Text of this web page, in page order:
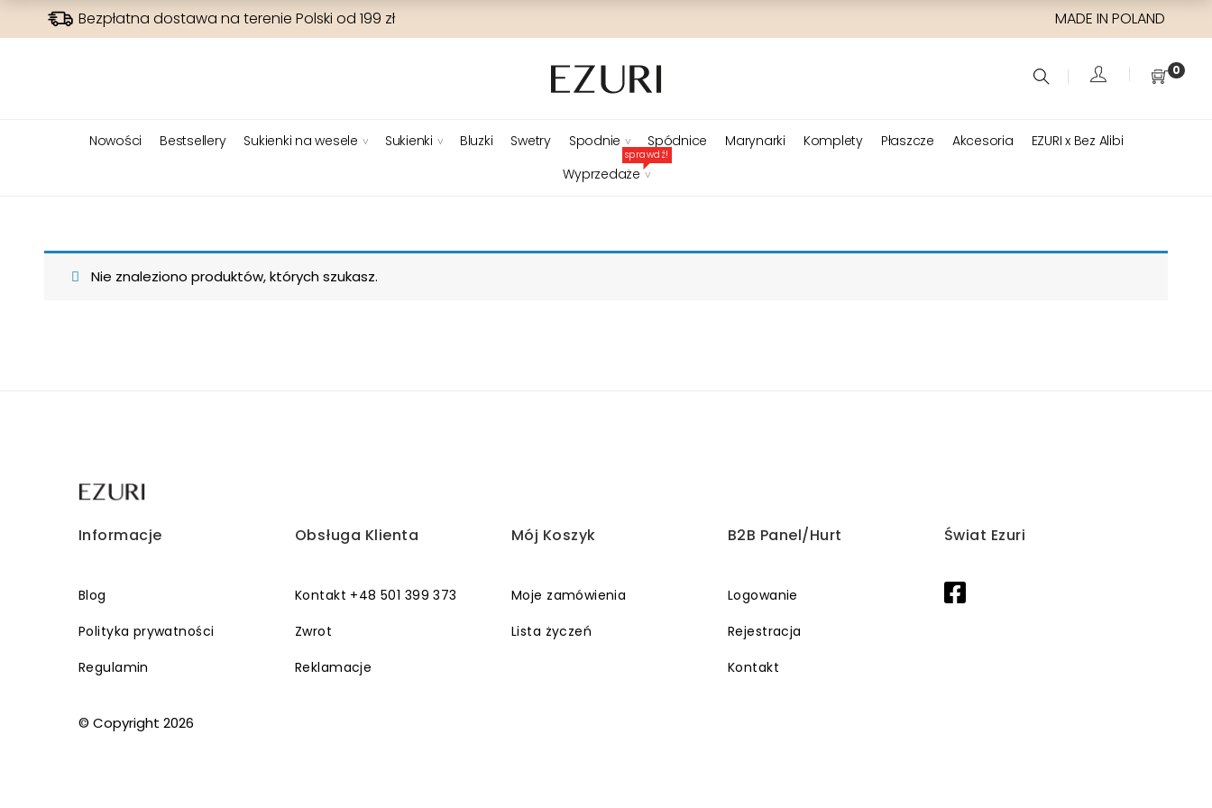
Bezpłatna dostawa na terenie Polski od 199 zł MADE IN POLAND
0
Nowości Bestsellery Sukienki na wesele Sukienki Bluzki Swetry Spodnie Spódnice Marynarki Komplety Płaszcze Akcesoria
EZURI x Bez Alibi
Wyprzedaże
sprawdź!
Nie znaleziono produktów, których szukasz.
Informacje
Blog
Polityka prywatności
Regulamin
Obsługa Klienta
Kontakt +48 501 399 373
Zwrot
Reklamacje
Mój Koszyk
Moje zamówienia
Lista życzeń
B2B Panel/Hurt
Logowanie
Rejestracja
Kontakt
Świat Ezuri
© Copyright 2026